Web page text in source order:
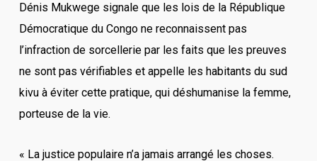
Dénis Mukwege signale que les lois de la République
Démocratique du Congo ne reconnaissent pas
l’infraction de sorcellerie par les faits que les preuves
ne sont pas vérifiables et appelle les habitants du sud
kivu à éviter cette pratique, qui déshumanise la femme,
porteuse de la vie.
« La justice populaire n’a jamais arrangé les choses.